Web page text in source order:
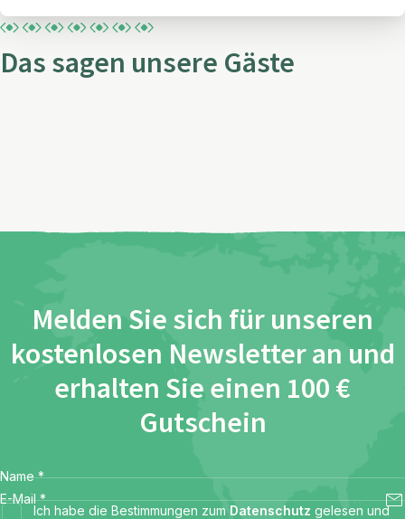
Das sagen unsere Gäste
Melden Sie sich für unseren
kostenlosen Newsletter an und
erhalten Sie einen 100 €
Gutschein
Name *
E-Mail *
Ich habe die Bestimmungen zum Datenschutz gelesen und